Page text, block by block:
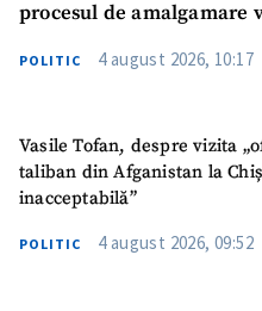
procesul de amalgamare
POLITIC 4 august 2026, 10:17
Vasile Tofan, despre vizita
taliban din Afganistan la
inacceptabilă”
POLITIC 4 august 2026, 09:52